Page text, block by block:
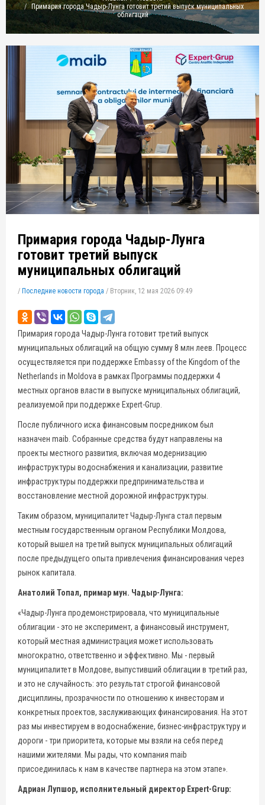
Примария города Чадыр-Лунга готовит третий выпуск муниципальных
облигаций
Примария города Чадыр-Лунга
готовит третий выпуск
муниципальных облигаций
/ Последние новости города / Вторник, 12 мая 2026 09:49
Примария города Чадыр-Лунга готовит третий выпуск
муниципальных облигаций на общую сумму 8 млн леев. Процесс
осуществляется при поддержке Embassy of the Kingdom of the
Netherlands in Moldova в рамках Программы поддержки 4
местных органов власти в выпуске муниципальных облигаций,
реализуемой при поддержке Expert-Grup.
После публичного иска финансовым посредником был
назначен maib. Собранные средства будут направлены на
проекты местного развития, включая модернизацию
инфраструктуры водоснабжения и канализации, развитие
инфраструктуры поддержки предпринимательства и
восстановление местной дорожной инфраструктуры.
Таким образом, муниципалитет Чадыр-Лунга стал первым
местным государственным органом Республики Молдова,
который вышел на третий выпуск муниципальных облигаций
после предыдущего опыта привлечения финансирования через
рынок капитала.
Анатолий Топал, примар мун. Чадыр-Лунга:
«Чадыр-Лунга продемонстрировала, что муниципальные
облигации - это не эксперимент, а финансовый инструмент,
который местная администрация может использовать
многократно, ответственно и эффективно. Мы - первый
муниципалитет в Молдове, выпустивший облигации в третий раз,
и это не случайность: это результат строгой финансовой
дисциплины, прозрачности по отношению к инвесторам и
конкретных проектов, заслуживающих финансирования. На этот
раз мы инвестируем в водоснабжение, бизнес-инфраструктуру и
дороги - три приоритета, которые мы взяли на себя перед
нашими жителями. Мы рады, что компания maib
присоединилась к нам в качестве партнера на этом этапе».
Адриан Лупшор, исполнительный директор Expert-Grup: